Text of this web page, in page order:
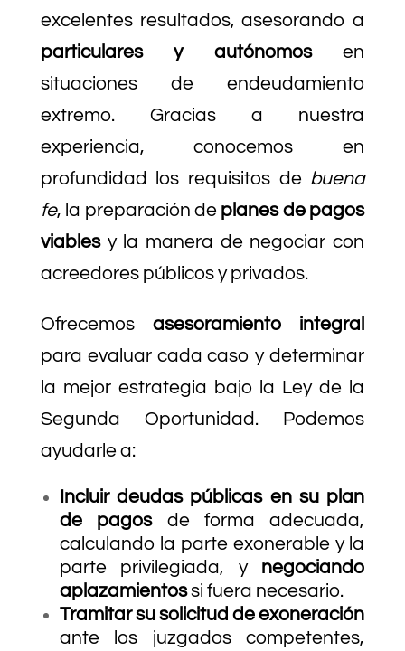
excelentes resultados, asesorando a
particulares y autónomosen
situaciones de endeudamiento
extremo. Gracias a nuestra
experiencia, conocemos en
profundidad los requisitos de buena
fe, la preparación de planes de pagos
viablesy la manera de negociar con
acreedores públicos y privados.
Ofrecemos asesoramiento integral
para evaluar cada caso y determinar
la mejor estrategia bajo la Ley de la
Segunda Oportunidad. Podemos
ayudarle a:
Incluir deudas públicas en su plan
de pagosde forma adecuada,
calculando la parte exonerable y la
parte privilegiada, y negociando
aplazamientossi fuera necesario.
Tramitar su solicitud de exoneración
ante los juzgados competentes,